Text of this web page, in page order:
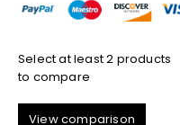
Select at least 2 products
to compare
View comparison